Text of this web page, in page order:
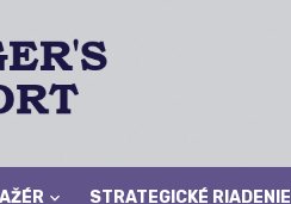
STRATEGICKÉ RIADENIE